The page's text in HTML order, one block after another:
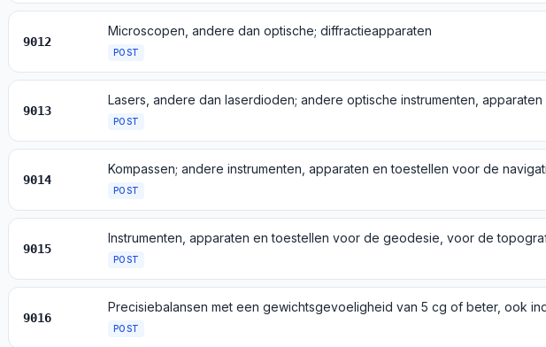
9012
Microscopen, andere dan optische; diffractieapparaten
POST
9013
POST
9014
Kompassen; andere instrumenten, apparaten en toestellen voor de
POST
9015
POST
9016
POST